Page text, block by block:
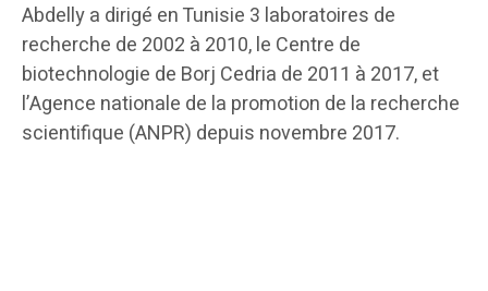
Abdelly a dirigé en Tunisie 3 laboratoires de
recherche de 2002 à 2010, le Centre de
biotechnologie de Borj Cedria de 2011 à 2017, et
l’Agence nationale de la promotion de la recherche
scientifique (ANPR) depuis novembre 2017.